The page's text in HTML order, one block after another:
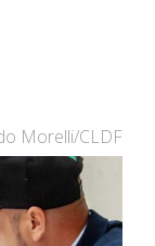
Morelli/CLDF